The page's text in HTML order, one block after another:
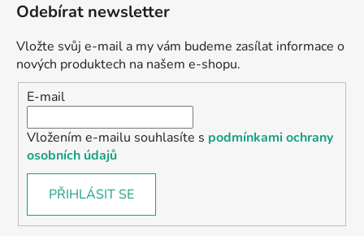
Odebírat newsletter
Vložte svůj e-mail a my vám budeme zasílat informace o
nových produktech na našem e-shopu.
E-mail
Vložením e-mailu souhlasíte s podmínkami ochrany
osobních údajů
PŘIHLÁSIT SE